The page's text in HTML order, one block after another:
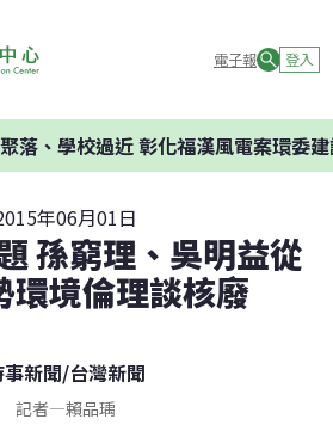
電子報 登入
學校過近 彰化福漢風電案環委建議不
年06月01日
孫窮理、吳明益從
環境倫理談核廢
事新聞/台灣新聞
記者—賴品瑀